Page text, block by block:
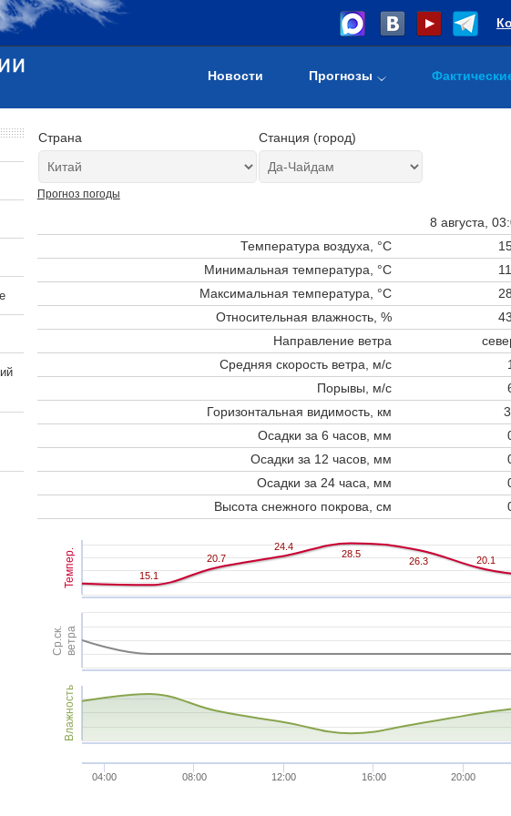
Новости Прогнозы
Страна Станция (город)
Прогноз погоды
8 августа,
Температура воздуха, °C
Минимальная температура, °C
Максимальная температура, °C
Относительная влажность, %
Направление ветра
Средняя скорость ветра, м/с
1
Порывы, м/с
Горизонтальная видимость, км
Осадки за 6 часов, мм
Осадки за 12 часов, мм
Осадки за 24 часа, мм
Высота снежного покрова, см
Темпер.
Ср.ск.ветра
Влажность
15.1
15.1
20.7
20.7
24.4
24.4
28.5
28.5
26.3
26.3 20.1
20.1
04:00 08:00 12:00 16:00 20:00